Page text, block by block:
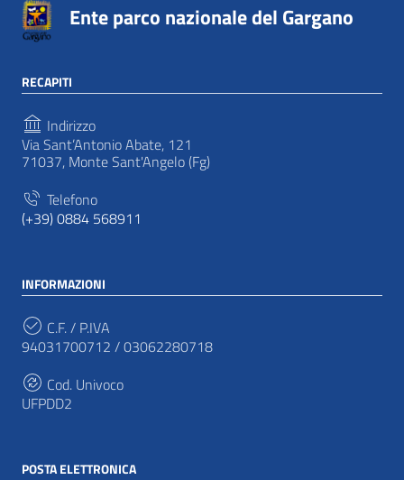
Ente parco nazionale del Gargano
RECAPITI
Indirizzo
Via Sant’Antonio Abate, 121
71037, Monte Sant'Angelo (Fg)
Telefono
(+39) 0884 568911
INFORMAZIONI
C.F. / P.IVA
94031700712 / 03062280718
Cod. Univoco
UFPDD2
POSTA ELETTRONICA